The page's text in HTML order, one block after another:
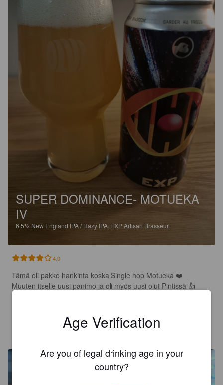
SUPER DOMINANCE- MOTUEKA
IV
6.5% New England IPA / Hazy IPA. EXP Artisan Brasseur.
4.0
Tämä oli pakko hankinta koska Single hop Motueka ❤️
Muuten itselle uusi panimo ja oli myös uusi olut Pintissä 👍
Kyllähän Motueka aina toimii 🤌
DANNY BAge Verification
Are you of legal drinking age in your
country?